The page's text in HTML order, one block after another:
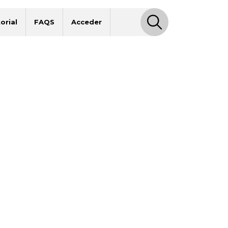
FAQS Acceder